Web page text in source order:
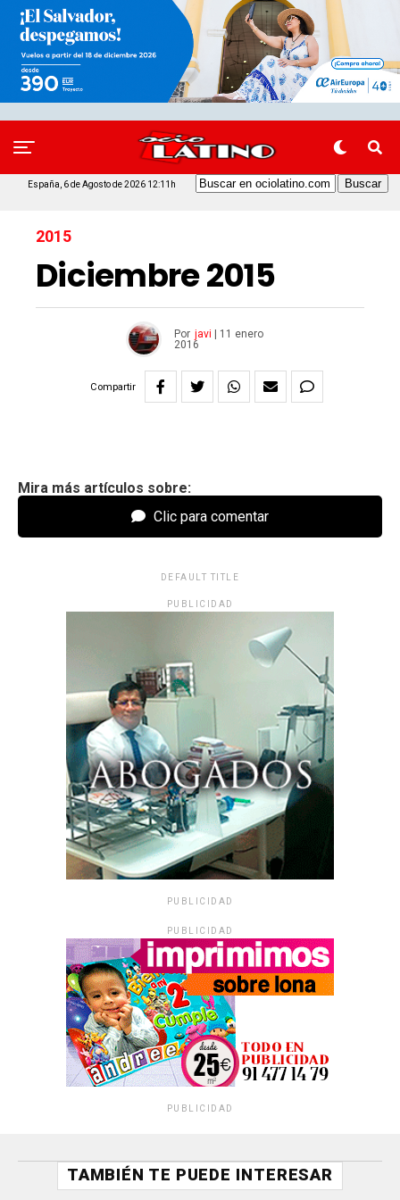
España, 6 de Agosto de 2026 12:11h
2015
Diciembre 2015
Por javi
11 enero
2016
Compartir
Mira más artículos sobre:
Clic para comentar
DEFAULT TITLE
PUBLICIDAD
PUBLICIDAD
PUBLICIDAD
PUBLICIDAD
TAMBIÉN TE PUEDE INTERESAR